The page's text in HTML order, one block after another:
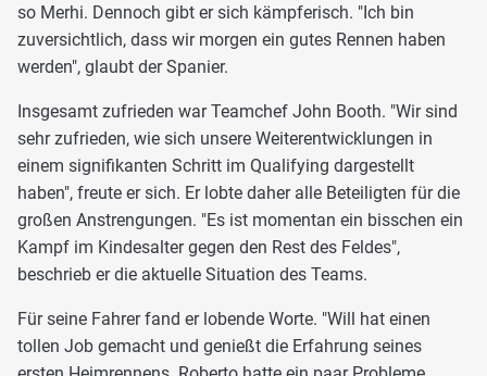
so Merhi. Dennoch gibt er sich kämpferisch. "Ich bin
zuversichtlich, dass wir morgen ein gutes Rennen haben
werden", glaubt der Spanier.
Insgesamt zufrieden war Teamchef John Booth. "Wir sind
sehr zufrieden, wie sich unsere Weiterentwicklungen in
einem signifikanten Schritt im Qualifying dargestellt
haben", freute er sich. Er lobte daher alle Beteiligten für die
großen Anstrengungen. "Es ist momentan ein bisschen ein
Kampf im Kindesalter gegen den Rest des Feldes",
beschrieb er die aktuelle Situation des Teams.
Für seine Fahrer fand er lobende Worte. "Will hat einen
tollen Job gemacht und genießt die Erfahrung seines